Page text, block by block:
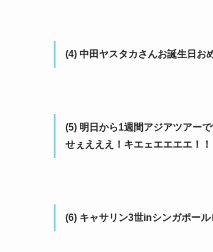
(4) 中田ヤスタカさんお誕生日お
(5) 明日から1週間アジアツアー
せぇえええ！キエェエエエエ！！
(6) キャサリン3世inシンガポール